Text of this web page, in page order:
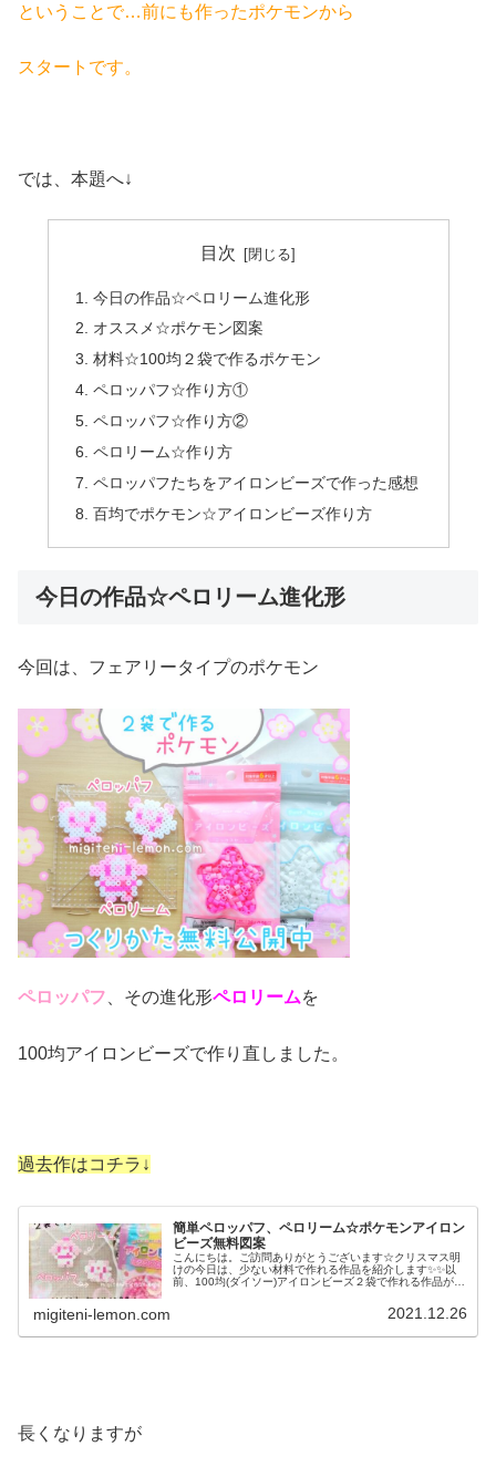
ということで…前にも作ったポケモンから
スタートです。
では、本題へ↓
目次
今日の作品☆ペロリーム進化形
オススメ☆ポケモン図案
材料☆100均２袋で作るポケモン
ペロッパフ☆作り方①
ペロッパフ☆作り方②
ペロリーム☆作り方
ペロッパフたちをアイロンビーズで作った感想
百均でポケモン☆アイロンビーズ作り方
今日の作品☆ペロリーム進化形
今回は、フェアリータイプのポケモン
ペロッパフ 、その進化形ペロリームを
100均アイロンビーズで作り直しました。
過去作はコチラ↓
簡単ペロッパフ、ペロリーム☆ポケモンアイロン
ビーズ無料図案
こんにちは。ご訪問ありがとうございます☆クリスマス明
けの今日は、少ない材料で作れる作品を紹介します✨✨以
前、100均(ダイソー)アイロンビーズ２袋で作れる作品が好
migiteni-lemon.com 2021.12.26
長くなりますが